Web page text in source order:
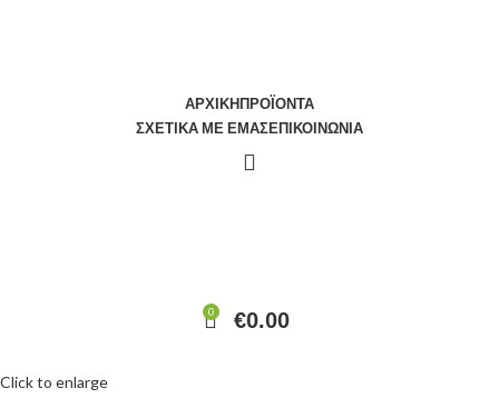
ΑΡΧΙΚΉΠΡΟΪΌΝΤΑ
ΣΧΕΤΙΚΆ ΜΕ ΕΜΆΣΕΠΙΚΟΙΝΩΝΊΑ
0 €0.00
Click to enlarge